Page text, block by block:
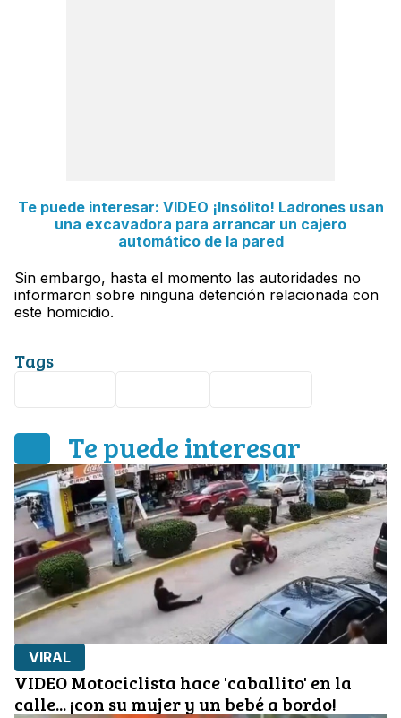
Te puede interesar: VIDEO ¡Insólito! Ladrones usan
una excavadora para arrancar un cajero
automático de la pared
Sin embargo, hasta el momento las autoridades no
informaron sobre ninguna detención relacionada con
este homicidio.
Tags
Te puede interesar
VIRAL
VIDEO Motociclista hace 'caballito' en la
calle... ¡con su mujer y un bebé a bordo!